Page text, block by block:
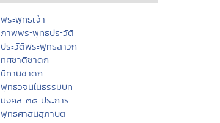
พระพุทธเจ้า
ภาพพระพุทธประวัติ
ประวัติพระพุทธสาวก
ทศชาติชาดก
นิทานชาดก
พุทธวจนในธรรมบท
มงคล ๓๘ ประการ
พุทธศาสนสุภาษิต